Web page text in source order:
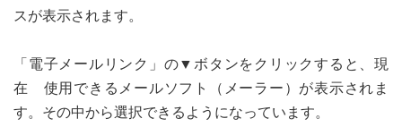
スが表示されます。
「電子メールリンク」の▼ボタンをクリックすると、現
在 使用できるメールソフト（メーラー）が表示されま
す。その中から選択できるようになっています。